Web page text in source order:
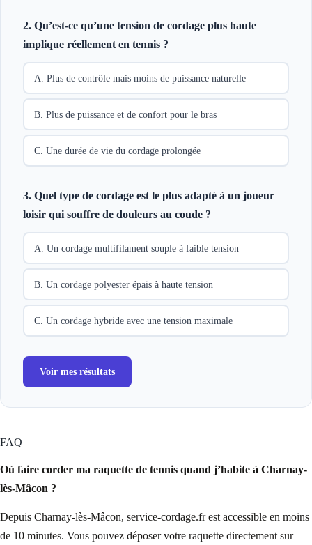
2. Qu’est-ce qu’une tension de cordage plus haute
implique réellement en tennis ?
A. Plus de contrôle mais moins de puissance naturelle
B. Plus de puissance et de confort pour le bras
C. Une durée de vie du cordage prolongée
3. Quel type de cordage est le plus adapté à un joueur
loisir qui souffre de douleurs au coude ?
A. Un cordage multifilament souple à faible tension
B. Un cordage polyester épais à haute tension
C. Un cordage hybride avec une tension maximale
Voir mes résultats
FAQ
Où faire corder ma raquette de tennis quand j’habite à Charnay-
lès-Mâcon ?
Depuis Charnay-lès-Mâcon, service-cordage.fr est accessible en moins
de 10 minutes. Vous pouvez déposer votre raquette directement sur